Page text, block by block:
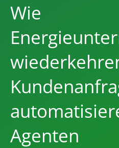
Wie
Agenten